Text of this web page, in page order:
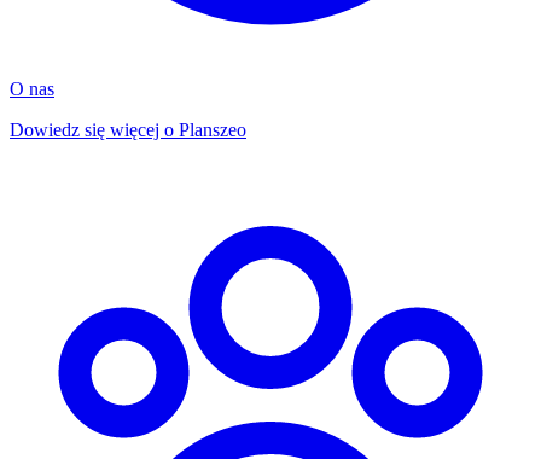
O nas
Dowiedz się więcej o Planszeo